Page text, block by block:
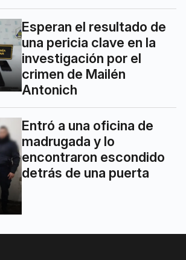
Esperan el resultado de
una pericia clave en la
investigación por el
crimen de Mailén
Antonich
Entró a una oficina de
madrugada y lo
encontraron escondido
detrás de una puerta